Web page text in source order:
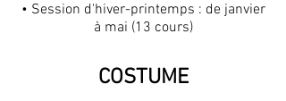
• Session d'hiver-printemps : de janvier
à mai (13 cours)
COSTUME